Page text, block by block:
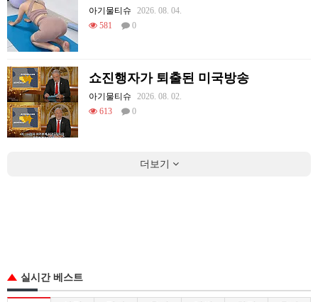
아기물티슈
2026. 08. 04.
581
0
쇼진행자가 퇴출된 미국방송
아기물티슈
2026. 08. 02.
613
0
더보기
실시간 베스트